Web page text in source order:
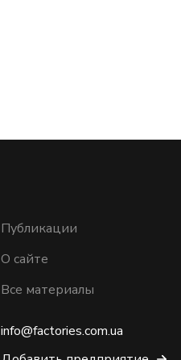
Публикации
О сайте
Все материалы
info@factories.com.ua